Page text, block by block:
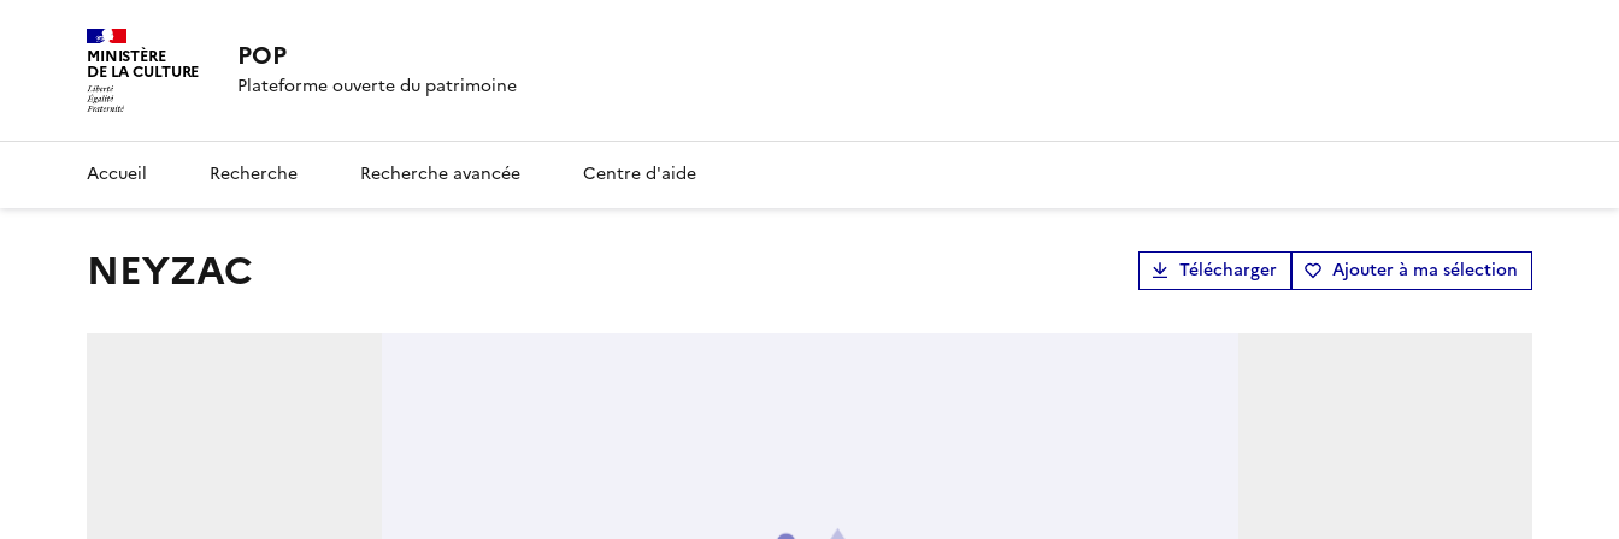
MINISTÈRE
DE LA CULTURE POP
Plateforme ouverte du patrimoine
Accueil Recherche Recherche avancée Centre d'aide
NEYZAC Télécharger Ajouter à ma sélection